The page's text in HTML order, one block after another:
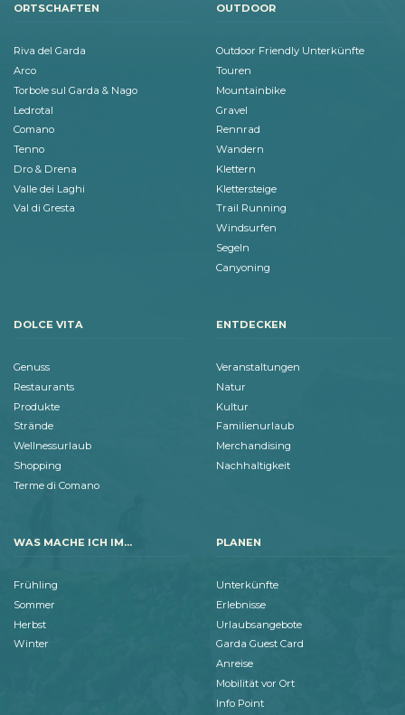
ORTSCHAFTEN
Riva del Garda
Arco
Torbole sul Garda & Nago
Ledrotal
Comano
Tenno
Dro & Drena
Valle dei Laghi
Val di Gresta
OUTDOOR
Outdoor Friendly Unterkünfte
Touren
Mountainbike
Gravel
Rennrad
Wandern
Klettern
Klettersteige
Trail Running
Windsurfen
Segeln
Canyoning
DOLCE VITA
Genuss
Restaurants
Produkte
Strände
Wellnessurlaub
Shopping
Terme di Comano
ENTDECKEN
Veranstaltungen
Natur
Kultur
Familienurlaub
Merchandising
Nachhaltigkeit
WAS MACHE ICH IM...
Frühling
Sommer
Herbst
Winter
PLANEN
Unterkünfte
Erlebnisse
Urlaubsangebote
Garda Guest Card
Anreise
Mobilität vor Ort
Info Point